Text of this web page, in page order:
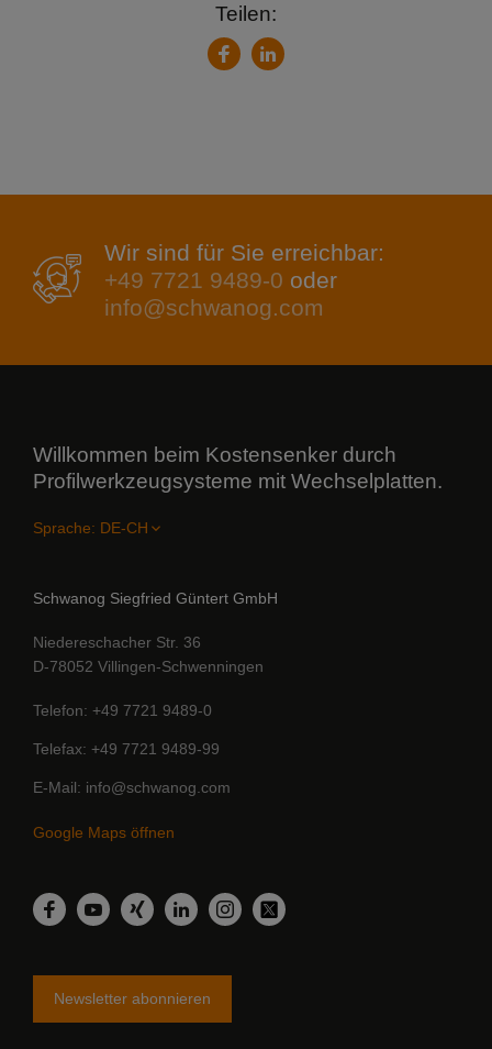
Teilen:
FacebookLinkedIn
Wir sind für Sie erreichbar:
+49 7721 9489-0 oder
info@schwanog.com
Willkommen beim Kostensenker durch
Profilwerkzeugsysteme mit Wechselplatten.
Sprache:
Schwanog Siegfried Güntert GmbH
Niedereschacher Str. 36
D-78052 Villingen-Schwenningen
Telefon +49 7721 9489-0
Telefax +49 7721 9489-99
E-Mail info@schwanog.com
Google Maps öffnen
Facebook
YouTubeXing LinkedInInstagram
Twitter
Newsletter abonnieren